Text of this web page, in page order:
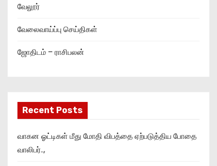
வேலூர்
வேலைவாய்ப்பு செய்திகள்
ஜோதிடம் – ராசிபலன்
Recent Posts
வாகன ஓட்டிகள் மீது மோதி விபத்தை ஏற்படுத்திய போதை
வாலிபர்..,